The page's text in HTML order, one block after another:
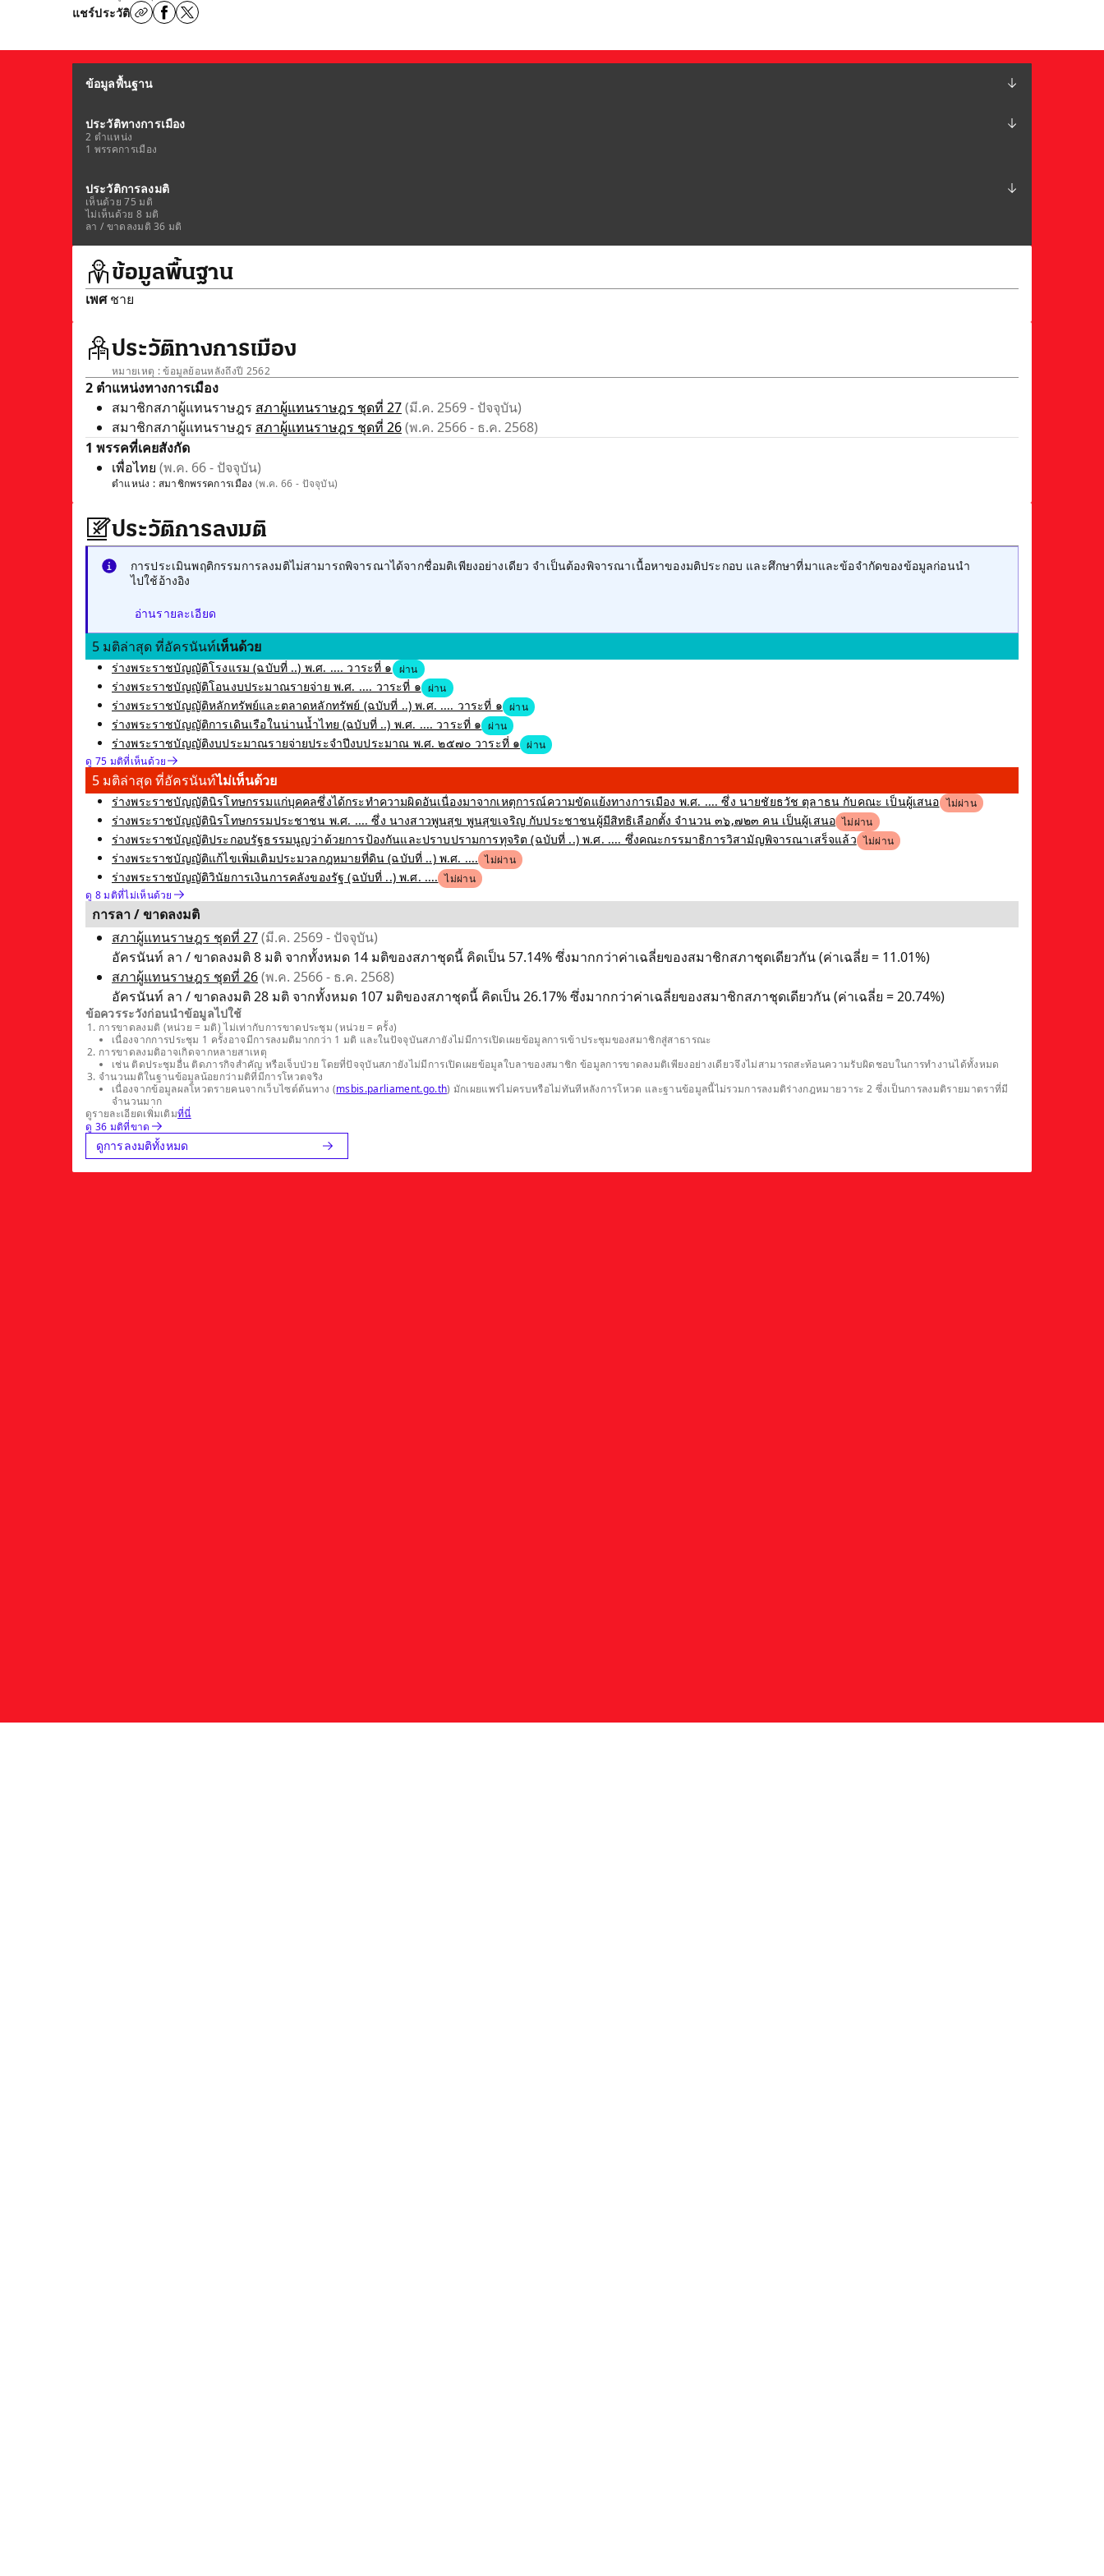
แชร์ประวัติ
ข้อมูลพื้นฐาน
ประวัติทางการเมือง
2 ตำแหน่ง
1 พรรคการเมือง
ประวัติการลงมติ
เห็นด้วย 75 มติ
ไม่เห็นด้วย 8 มติ
ลา / ขาดลงมติ 36 มติ
ข้อมูลพื้นฐาน
เพศชาย
ประวัติทางการเมือง
หมายเหตุ : ข้อมูลย้อนหลังถึงปี 2562
2 ตำแหน่งทางการเมือง
สมาชิกสภาผู้แทนราษฎร สภาผู้แทนราษฎร ชุดที่ 27(มี.ค. 2569 - ปัจจุบัน)
สมาชิกสภาผู้แทนราษฎร สภาผู้แทนราษฎร ชุดที่ 26(พ.ค. 2566 - ธ.ค. 2568)
1 พรรคที่เคยสังกัด
เพื่อไทย (พ.ค. 66 - ปัจจุบัน)
ตำแหน่ง : สมาชิกพรรคการเมือง(พ.ค. 66 - ปัจจุบัน)
ประวัติการลงมติ
การประเมินพฤติกรรมการลงมติไม่สามารถพิจารณาได้จากชื่อมติเพียงอย่างเดียว จำเป็นต้องพิจารณาเนื้อหาของมติประกอบ และศึกษาที่มาและข้อจำกัดของข้อมูลก่อนนำ
ไปใช้อ้างอิง
อ่านรายละเอียด
5 มติล่าสุด ที่อัครนันท์เห็นด้วย
ร่างพระราชบัญญัติโรงแรม (ฉบับที่ ..) พ.ศ. .... วาระที่ ๑ ผ่าน
ร่างพระราชบัญญัติโอนงบประมาณรายจ่าย พ.ศ. .... วาระที่ ๑ ผ่าน
ร่างพระราชบัญญัติหลักทรัพย์และตลาดหลักทรัพย์ (ฉบับที่ ..) พ.ศ. .... วาระที่ ๑ ผ่าน
ร่างพระราชบัญญัติการเดินเรือในน่านน้ำไทย (ฉบับที่ ..) พ.ศ. .... วาระที่ ๑ ผ่าน
ร่างพระราชบัญญัติงบประมาณรายจ่ายประจำปีงบประมาณ พ.ศ. ๒๕๗๐ วาระที่ ๑ ผ่าน
ดู 75 มติที่เห็นด้วย
5 มติล่าสุด ที่อัครนันท์ไม่เห็นด้วย
ร่างพระราชบัญญัตินิรโทษกรรมแก่บุคคลซึ่งได้กระทำความผิดอันเนื่องมาจากเหตุการณ์ความขัดแย้งทางการเมือง พ.ศ. .... ซึ่ง นายชัยธวัช ตุลาธน กับคณะ เป็นผู้เสนอ ไม่ผ่าน
ร่างพระราชบัญญัตินิรโทษกรรมประชาชน พ.ศ. .... ซึ่ง นางสาวพูนสุข พูนสุขเจริญ กับประชาชนผู้มีสิทธิเลือกตั้ง จำนวน ๓๖,๗๒๓ คน เป็นผู้เสนอ ไม่ผ่าน
ร่างพระราชบัญญัติประกอบรัฐธรรมนูญว่าด้วยการป้องกันและปราบปรามการทุจริต (ฉบับที่ ..) พ.ศ. .... ซึ่งคณะกรรมาธิการวิสามัญพิจารณาเสร็จแล้ว ไม่ผ่าน
ร่างพระราชบัญญัติแก้ไขเพิ่มเติมประมวลกฎหมายที่ดิน (ฉบับที่ ..) พ.ศ. .... ไม่ผ่าน
ร่างพระราชบัญญัติวินัยการเงินการคลังของรัฐ (ฉบับที่ ..) พ.ศ. .... ไม่ผ่าน
ดู 8 มติที่ไม่เห็นด้วย
การลา / ขาดลงมติ
สภาผู้แทนราษฎร ชุดที่ 27(มี.ค. 2569 - ปัจจุบัน)
อัครนันท์ ลา / ขาดลงมติ 8 มติ จากทั้งหมด 14 มติของสภาชุดนี้ คิดเป็น 57.14% ซึ่งมากกว่าค่าเฉลี่ยของสมาชิกสภาชุดเดียวกัน (ค่าเฉลี่ย = 11.01%)
สภาผู้แทนราษฎร ชุดที่ 26(พ.ค. 2566 - ธ.ค. 2568)
อัครนันท์ ลา / ขาดลงมติ 28 มติ จากทั้งหมด 107 มติของสภาชุดนี้ คิดเป็น 26.17% ซึ่งมากกว่าค่าเฉลี่ยของสมาชิกสภาชุดเดียวกัน (ค่าเฉลี่ย = 20.74%)
ข้อควรระวังก่อนนำข้อมูลไปใช้
การขาดลงมติ (หน่วย = มติ) ไม่เท่ากับการขาดประชุม (หน่วย = ครั้ง)
เนื่องจากการประชุม 1 ครั้งอาจมีการลงมติมากกว่า 1 มติ และในปัจจุบันสภายังไม่มีการเปิดเผยข้อมูลการเข้าประชุมของสมาชิกสู่สาธารณะ
การขาดลงมติอาจเกิดจากหลายสาเหตุ
เช่น ติดประชุมอื่น ติดภารกิจสำคัญ หรือเจ็บป่วย โดยที่ปัจจุบันสภายังไม่มีการเปิดเผยข้อมูลใบลาของสมาชิก ข้อมูลการขาดลงมติเพียงอย่างเดียวจึงไม่สามารถสะท้อนความรับผิดชอบในการทำงานได้ทั้งหมด
จำนวนมติในฐานข้อมูลน้อยกว่ามติที่มีการโหวตจริง
เนื่องจากข้อมูลผลโหวตรายคนจากเว็บไซต์ต้นทาง (msbis.parliament.go.th) มักเผยแพร่ไม่ครบหรือไม่ทันทีหลังการโหวต และฐานข้อมูลนี้ไม่รวมการลงมติร่างกฎหมายวาระ 2 ซึ่งเป็นการลงมติรายมาตราที่มี
จำนวนมาก
ดูรายละเอียดเพิ่มเติมที่นี่
ดู 36 มติที่ขาด
ดูการลงมติทั้งหมด